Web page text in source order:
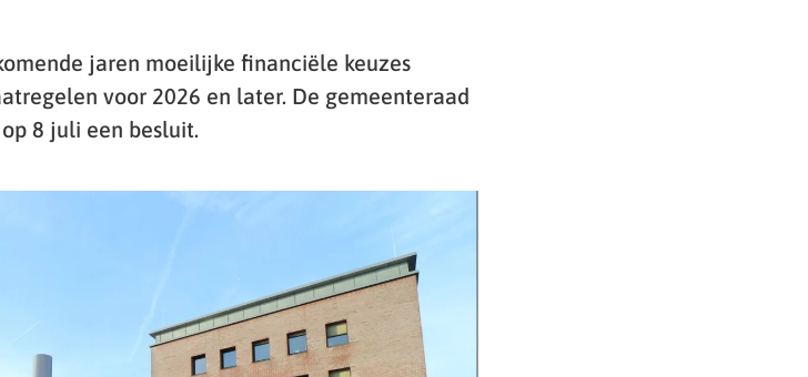
jaren moeilijke financiële keuzes
voor 2026 en later. De gemeenteraad
8 juli een besluit.